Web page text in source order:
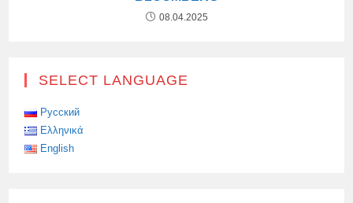
08.04.2025
SELECT LANGUAGE
Русский
Ελληνικά
English